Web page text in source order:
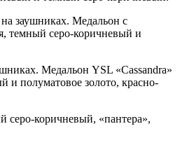
заушниках. Медальон с
темный серо-коричневый и
Медальон YSL «Cassandra»
и полуматовое золото, красно-
серо-коричневый, «пантера»,